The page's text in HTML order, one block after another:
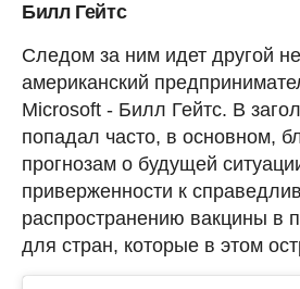
Билл Гейтс
Следом за ним идет другой
американский
Microsoft - Билл Гейтс. В
попадал часто, в основном,
прогнозам о будущей
приверженности к
распространению вакцины в
для стран, которые в этом